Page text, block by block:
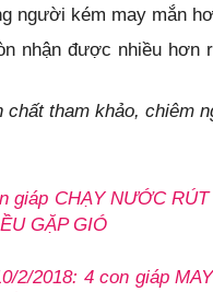
người kém may mắn
nhận được nhiều hơn
tham khảo, chiêm
giáp CHẠY NƯỚC
GẶP GIÓ
2/2018: 4 con giáp